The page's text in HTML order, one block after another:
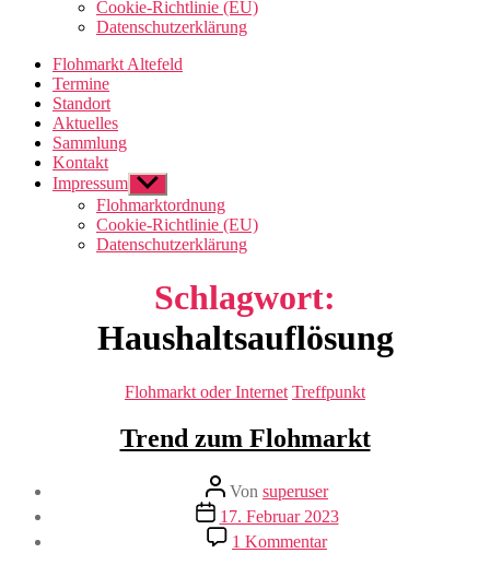
Cookie-Richtlinie (EU)
Datenschutzerklärung
Flohmarkt Altefeld
Termine
Standort
Aktuelles
Sammlung
Kontakt
Impressum Untermenü
anzeigen
Flohmarktordnung
Cookie-Richtlinie (EU)
Datenschutzerklärung
Schlagwort:
Haushaltsauflösung
Kategorien
Flohmarkt oder Internet Treffpunkt
Trend zum Flohmarkt
Beitragsautor
Von superuser
Veröffentlichungsdatum
17. Februar 2023
1 Kommentarzu
Trend